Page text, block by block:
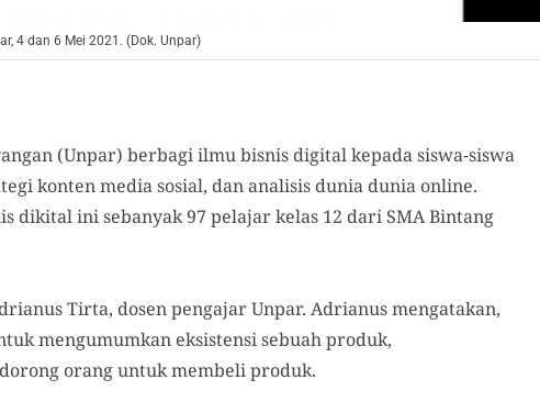
4 dan 6 Mei 2021. (Dok. Unpar)
(Unpar) berbagi ilmu bisnis digital kepada siswa-siswa
konten media sosial, dan analisis dunia dunia online.
dikital ini sebanyak 97 pelajar kelas 12 dari SMA Bintang
Tirta, dosen pengajar Unpar. Adrianus mengatakan,
mengumumkan eksistensi sebuah produk,
orang untuk membeli produk.